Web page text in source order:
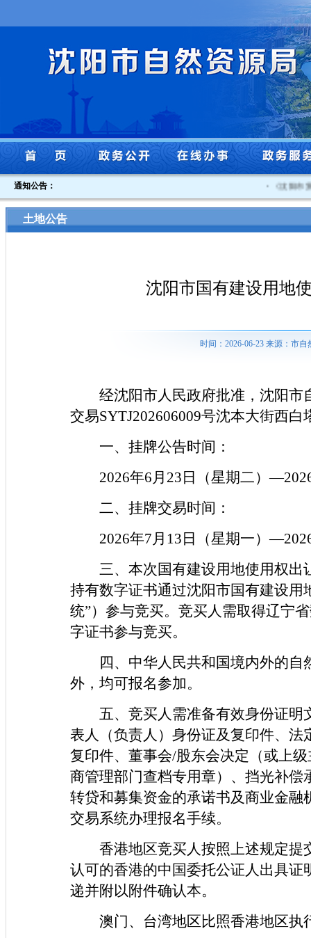
通知公告： 《沈阳市贯
土地公告
沈阳市国有建设用地
时间：2026-06-23 来源：市
经沈阳市人民政府批准，沈阳
交易SYTJ202606009号沈本大街西
一、挂牌公告时间：
2026年6月23日（星期二）
二、挂牌交易时间：
2026年7月13日（星期一）
三、本次国有建设用地使用权
持有数字证书通过沈阳市国有建设用
统”）参与竞买。竞买人需取得辽宁
字证书参与竞买。
四、中华人民共和国境内外的
外，均可报名参加。
五、竞买人需准备有效身份证
表人（负责人）身份证及复印件、
复印件、董事会/股东会决定（或上
商管理部门查档专用章）、挡光补
转贷和募集资金的承诺书及商业金
交易系统办理报名手续。
香港地区竞买人按照上述规定
认可的香港的中国委托公证人出具
递并附以附件确认本。
澳门、台湾地区比照香港地区执